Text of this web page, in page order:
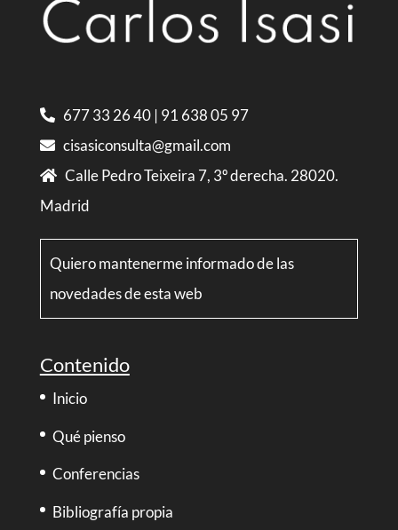
677 33 26 40| 91 638 05 97
cisasiconsulta@gmail.com
Calle Pedro Teixeira 7, 3º derecha. 28020.
Madrid
Quiero mantenerme informado de las
novedades de esta web
Contenido
Inicio
Qué pienso
Conferencias
Bibliografía propia